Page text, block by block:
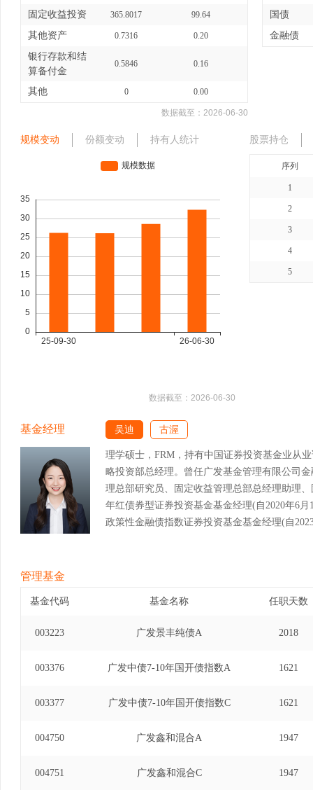
固定收益投资 365.8017 99.64
其他资产 0.7316 0.20
银行存款和结
算备付金
0.5846 0.16
其他 0 0.00
数据截至： 2026-06-30
国债
金融债
规模变动 份额变动 持有人统计
数据截至： 2026-06-30
股票持仓
序列
1
2
3
4
5
基金经理 吴迪 古渥
理学硕士，FRM，持有中国证券投资基金业从
略投资部总经理。曾任广发基金管理有限公司
理总部研究员、固定收益管理总部总经理助理
年红债券型证券投资基金基金经理(自2020年6
政策性金融债指数证券投资基金基金经理(自
管理基金
基金代码 基金名称 任职天数
003223 广发景丰纯债A 2018
003376 广发中债7-10年国开债指数A 1621
003377 广发中债7-10年国开债指数C 1621
004750 广发鑫和混合A 1947
004751 广发鑫和混合C 1947